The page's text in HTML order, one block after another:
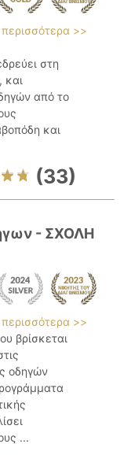
περισσότερα >>
στη
και
από το
και
(33)
- ΣΧΟΛΗ
περισσότερα >>
βρίσκεται
οδηγών
...